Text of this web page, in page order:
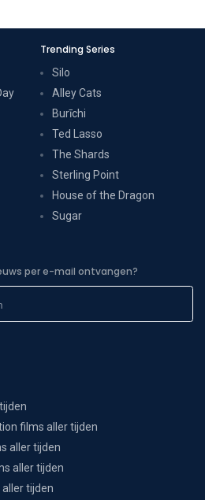
Trending Series
Silo
Alley Cats
Burīchi
Ted Lasso
The Shards
Sterling Point
House of the Dragon
Sugar
per e-mail ontvangen?
films aller tijden
aller tijden
aller tijden
tijden